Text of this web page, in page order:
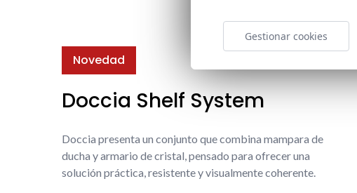
Novedad
Doccia Shelf System
Doccia presenta un conjunto que combina mampara de
ducha y armario de cristal, pensado para ofrecer una
solución práctica, resistente y visualmente coherente.
Gestionar cookies